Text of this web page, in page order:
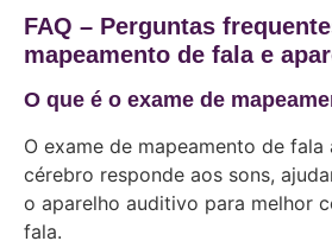
FAQ – Perguntas
mapeamento de fala e
O que é o exame de
O exame de mapeamento de fala
cérebro responde aos sons,
o aparelho auditivo para melhor
fala.